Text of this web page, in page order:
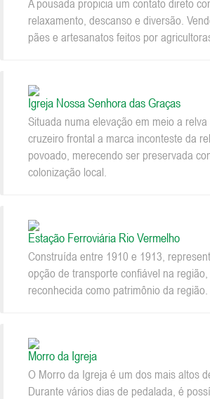
A pousada propicia um contato direto
relaxamento, descanso e diversão.
pães e artesanatos feitos por
Igreja Nossa Senhora das Graças
Situada numa elevação em meio a
cruzeiro frontal a marca inconteste da
povoado, merecendo ser preservada
colonização local.
Estação Ferroviária Rio Vermelho
Construída entre 1910 e 1913,
opção de transporte confiável na
reconhecida como patrimônio da região.
Morro da Igreja
O Morro da Igreja é um dos mais altos
Durante vários dias de pedalada, é